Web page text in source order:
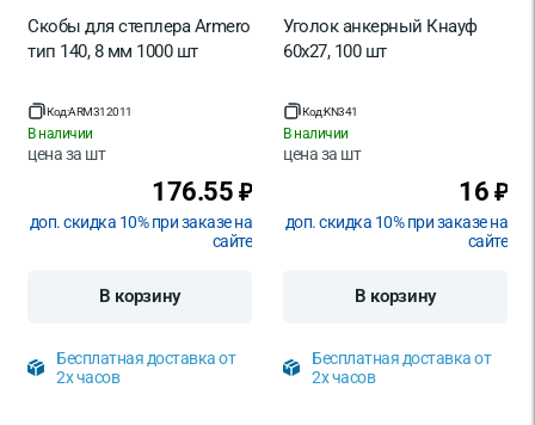
Скобы для степлера Armero
тип 140, 8 мм 1000 шт
Код:ARM312011
В наличии
цена за шт
176.55 ₽
доп. скидка 10% при заказе на
сайте
В корзину
Бесплатная доставка от
2х часов
Уголок анкерный Кнауф
60x27, 100 шт
Код:KN341
В наличии
цена за шт
16 ₽
доп. скидка 10% при заказе на
сайте
В корзину
Бесплатная доставка от
2х часов